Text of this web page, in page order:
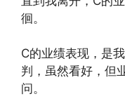
徊。
C的业绩表现，是
判，虽然看好，但
问。